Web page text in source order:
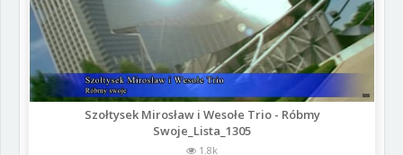
Szołtysek Mirosław i Wesołe Trio - Róbmy
Swoje_Lista_1305
1.8k